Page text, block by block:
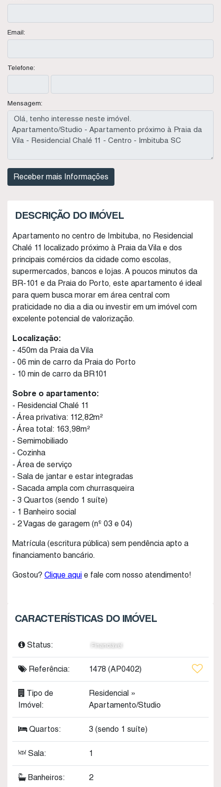
Email:
Telefone:
Mensagem:
DESCRIÇÃO DO IMÓVEL
Apartamento no centro de Imbituba, no Residencial
Chalé 11 localizado próximo à Praia da Vila e dos
principais comércios da cidade como escolas,
supermercados, bancos e lojas. A poucos minutos da
BR-101 e da Praia do Porto, este apartamento é ideal
para quem busca morar em área central com
praticidade no dia a dia ou investir em um imóvel com
excelente potencial de valorização.
Localização:
- 450m da Praia da Vila
- 06 min de carro da Praia do Porto
- 10 min de carro da BR101
Sobre o apartamento:
- Residencial Chalé 11
- Área privativa: 112,82m²
- Área total: 163,98m²
- Semimobiliado
- Cozinha
- Área de serviço
- Sala de jantar e estar integradas
- Sacada ampla com churrasqueira
- 3 Quartos (sendo 1 suíte)
- 1 Banheiro social
- 2 Vagas de garagem (nº 03 e 04)
Matrícula (escritura pública) sem pendência apto a
financiamento bancário.
Gostou? Clique aqui e fale com nosso atendimento!
CARACTERÍSTICAS DO IMÓVEL
Status: Financiável
Referência: 1478 (AP0402)
Tipo de
Imóvel:
Residencial »
Apartamento/Studio
Quartos: 3 (sendo 1 suíte)
Sala: 1
Banheiros: 2